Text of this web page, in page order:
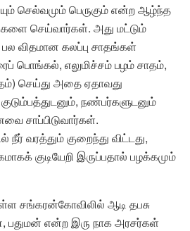
செல்வமும் பெருகும் என்ற ஆழ்ந்த
செய்வார்கள். அது மட்டும்
விதமான கலப்பு சாதங்கள்
பொங்கல், எலுமிச்சம் பழம் சாதம்,
செய்து அதை ஏதாவது
நண்பர்களுடனும்
சாப்பிடுவார்கள்.
வரத்தும் குறைந்து விட்டது,
குடியேறி இருப்பதால் பழக்கமும்
சங்கரன்கோவிலில் ஆடி தபசு
பதுமன் என்ற இரு நாக அரசர்கள்